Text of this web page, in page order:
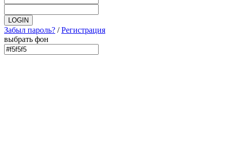
Забыл пароль? /Регистрация
выбрать фон